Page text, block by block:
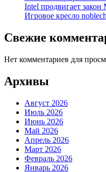
Intel продвигает закон
Игровое кресло
Свежие
Нет комментариев для
Архивы
Август 2026
Июль 2026
Июнь 2026
Май 2026
Апрель 2026
Март 2026
Февраль 2026
Январь 2026